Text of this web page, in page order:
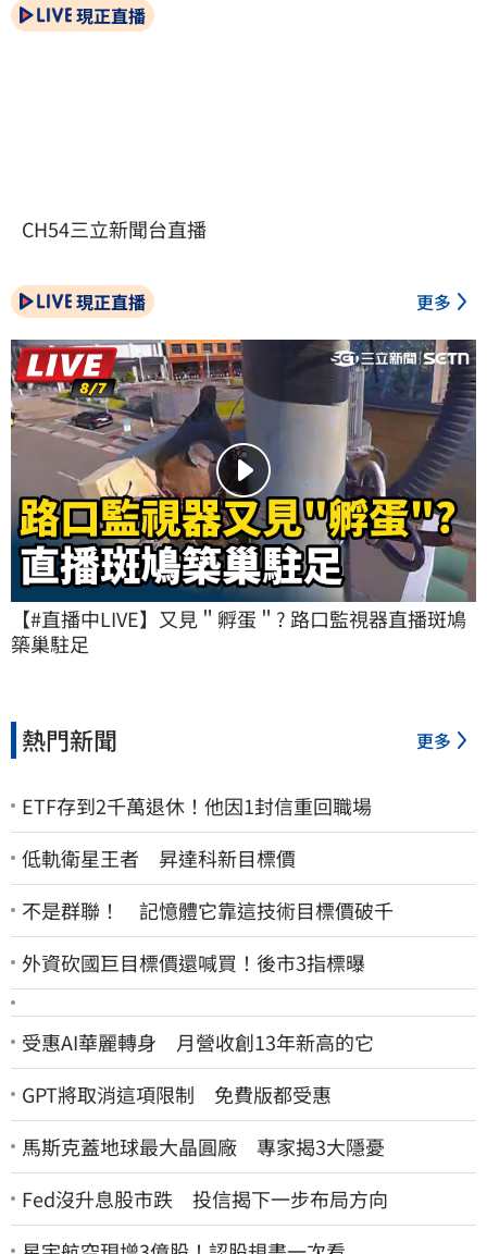
現正直播
CH54三立新聞台直播
現正直播 更多
【#直播中LIVE】又見＂孵蛋＂? 路口監視器直播斑鳩
築巢駐足
熱門新聞 更多
ETF存到2千萬退休！他因1封信重回職場
低軌衛星王者 昇達科新目標價
不是群聯！ 記憶體它靠這技術目標價破千
外資砍國巨目標價還喊買！後市3指標曝
受惠AI華麗轉身 月營收創13年新高的它
GPT將取消這項限制 免費版都受惠
馬斯克蓋地球最大晶圓廠 專家揭3大隱憂
Fed沒升息股市跌 投信揭下一步布局方向